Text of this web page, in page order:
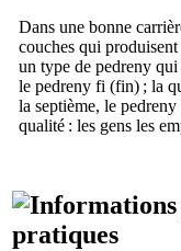
Dans une bonne
couches qui
un type de pedreny qui
le pedreny fi (fin) ; la
la septième, le pedreny
qualité : les gens les
pratiques